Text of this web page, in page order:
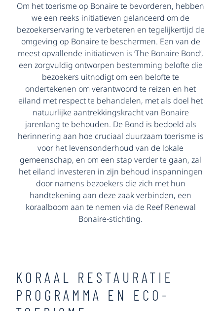
Om het toerisme op Bonaire te bevorderen, hebben
we een reeks initiatieven gelanceerd om de
bezoekerservaring te verbeteren en tegelijkertijd de
omgeving op Bonaire te beschermen. Een van de
meest opvallende initiatieven is ‘The Bonaire Bond’,
een zorgvuldig ontworpen bestemming belofte die
bezoekers uitnodigt om een belofte te
ondertekenen om verantwoord te reizen en het
eiland met respect te behandelen, met als doel het
natuurlijke aantrekkingskracht van Bonaire
jarenlang te behouden. De Bond is bedoeld als
herinnering aan hoe cruciaal duurzaam toerisme is
voor het levensonderhoud van de lokale
gemeenschap, en om een stap verder te gaan, zal
het eiland investeren in zijn behoud inspanningen
door namens bezoekers die zich met hun
handtekening aan deze zaak verbinden, een
koraalboom aan te nemen via de Reef Renewal
Bonaire-stichting.
KORAAL RESTAURATIE
PROGRAMMA EN ECO-